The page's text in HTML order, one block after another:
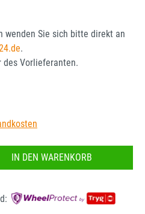
wenden Sie sich bitte direkt an
.
des Vorlieferanten.
gewünschten Wert
IN DEN WARENKORB